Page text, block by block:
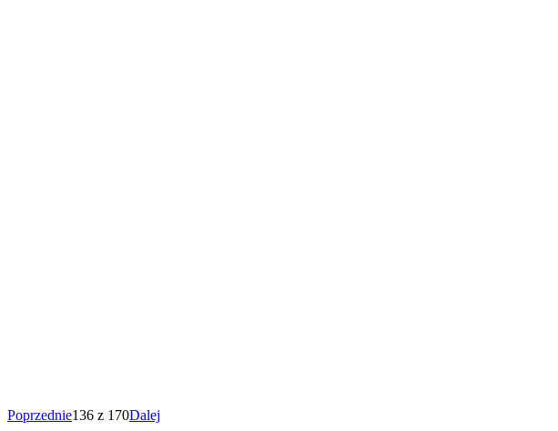
Poprzednie136 z 170Dalej